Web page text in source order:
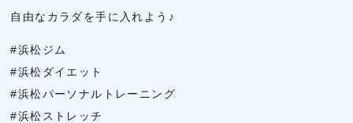
自由なカラダを手に入れよう♪
#浜松ジム
#浜松ダイエット
#浜松パーソナルトレーニング
#浜松ストレッチ